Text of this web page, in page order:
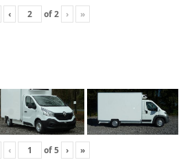
‹ of2 › »
‹ of5 › »